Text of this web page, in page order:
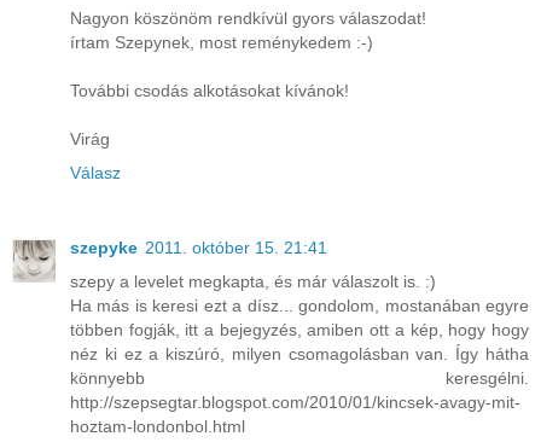
Nagyon köszönöm rendkívül gyors válaszodat!
írtam Szepynek, most reménykedem :-)
További csodás alkotásokat kívánok!
Virág
Válasz
szepyke 2011. október 15. 21:41
szepy a levelet megkapta, és már válaszolt is. :)
Ha más is keresi ezt a dísz... gondolom, mostanában egyre
többen fogják, itt a bejegyzés, amiben ott a kép, hogy hogy
néz ki ez a kiszúró, milyen csomagolásban van. Így hátha
könnyebb keresgélni.
http://szepsegtar.blogspot.com/2010/01/kincsek-avagy-mit-
hoztam-londonbol.html